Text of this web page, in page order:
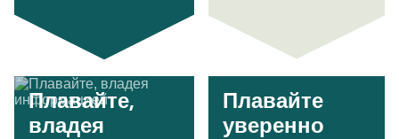
Плавайте,
владея
Плавайте
уверенно